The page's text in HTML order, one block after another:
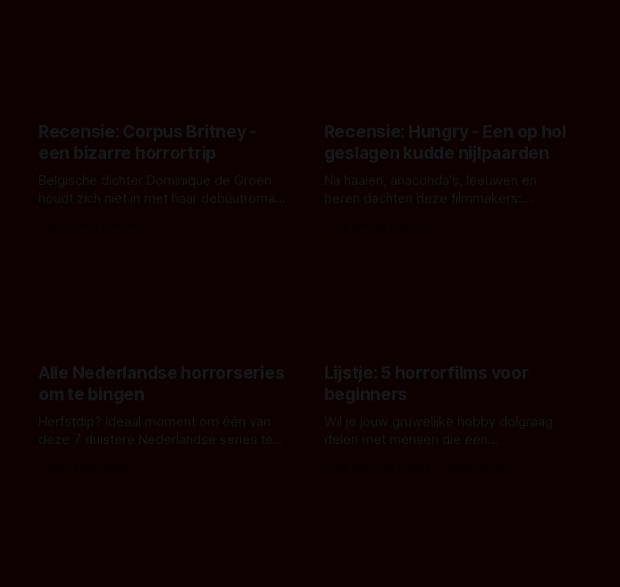
Recensie: Corpus Britney -
een bizarre horrortrip
Belgische dichter Dominique de Groen
houdt zich niet in met haar debuutroman.
Recensie: Hungry - Een op hol
geslagen kudde nijlpaarden
Na haaien, anaconda's, leeuwen en
beren dachten deze filmmakers:
Alle Nederlandse horrorseries
om te bingen
Herfstdip? Ideaal moment om één van
deze 7 duistere Nederlandse series te
Lijstje: 5 horrorfilms voor
beginners
Wil je jouw gruwelijke hobby dolgraag
delen met mensen die een